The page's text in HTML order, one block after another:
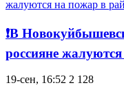
❗️В
россияне
19-сен, 16:52 2 128